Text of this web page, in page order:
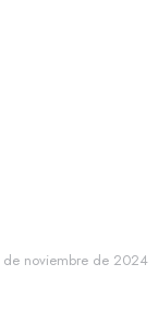
de noviembre de 2024